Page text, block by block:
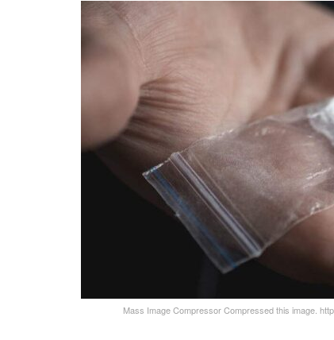
Mass Image Compressor Compressed this image.